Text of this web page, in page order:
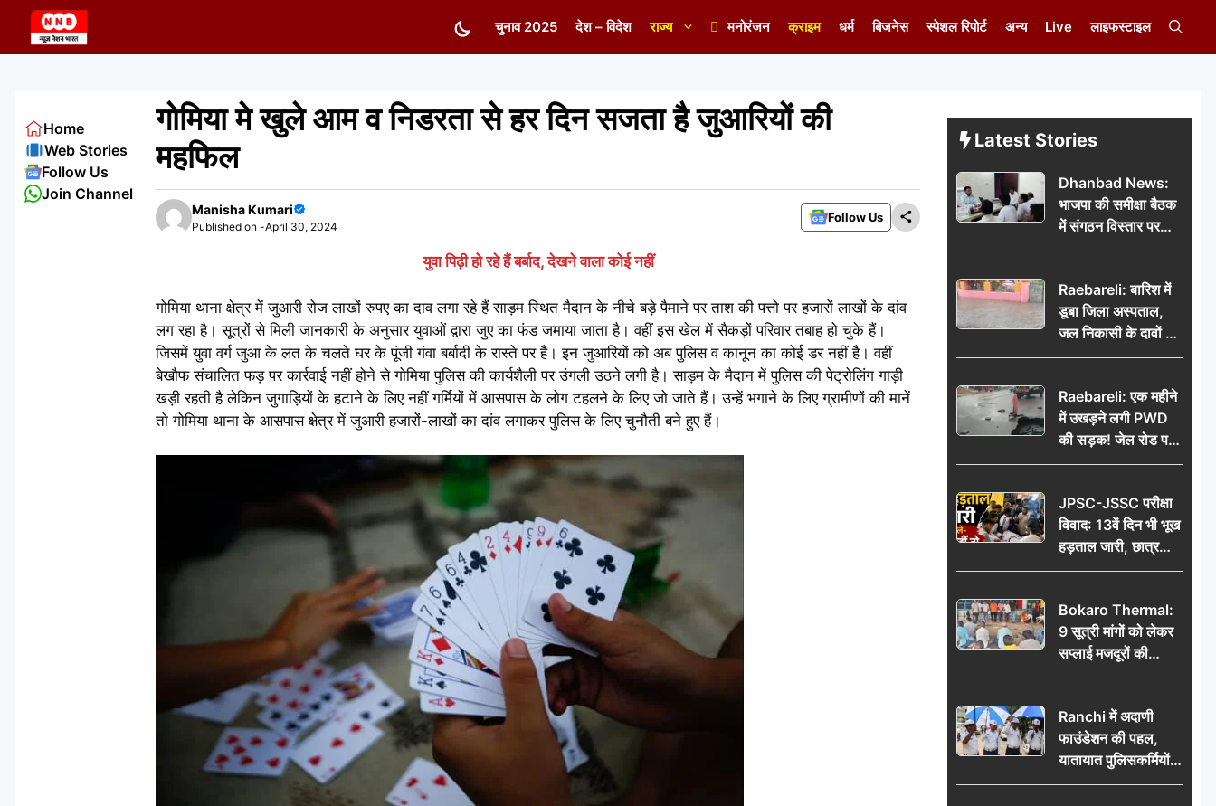
content
चुनाव 2025 देश – विदेश राज्य मनोरंजन क्राइम धर्म बिजनेस स्पेशल रिपोर्ट अन्य Live लाइफस्टाइल
गोमिया मे खुले आम व निडरता से हर दिन सजता है जुआरियों की
महफिल
Manisha Kumari
Published on -April 30, 2024
Follow Us
युवा पिढ़ी हो रहे हैं बर्बाद, देखने वाला कोई नहीं
गोमिया थाना क्षेत्र में जुआरी रोज लाखों रुपए का दाव लगा रहे हैं साड़म स्थित मैदान के नीचे बड़े पैमाने पर ताश की पत्तो पर हजारों लाखों के दांव
लग रहा है। सूत्रों से मिली जानकारी के अनुसार युवाओं द्वारा जुए का फंड जमाया जाता है। वहीं इस खेल में सैकड़ों परिवार तबाह हो चुके हैं।
जिसमें युवा वर्ग जुआ के लत के चलते घर के पूंजी गंवा बर्बादी के रास्ते पर है। इन जुआरियों को अब पुलिस व कानून का कोई डर नहीं है। वहीं
बेखौफ संचालित फड़ पर कार्रवाई नहीं होने से गोमिया पुलिस की कार्यशैली पर उंगली उठने लगी है। साड़म के मैदान में पुलिस की पेट्रोलिंग गाड़ी
खड़ी रहती है लेकिन जुगाड़ियों के हटाने के लिए नहीं गर्मियों में आसपास के लोग टहलने के लिए जो जाते हैं। उन्हें भगाने के लिए ग्रामीणों की मानें
तो गोमिया थाना के आसपास क्षेत्र में जुआरी हजारों-लाखों का दांव लगाकर पुलिस के लिए चुनौती बने हुए हैं।
Home
Web Stories
Follow Us
Join Channel
Latest Stories
Dhanbad News:
भाजपा की समीक्षा बैठक
में संगठन विस्तार पर
मंथन, बीडीओ से
जनसमस्याओं का विवरण
Raebareli: बारिश में
डूबा जिला अस्पताल,
जल निकासी के दावों की
खुली पोल
Raebareli: एक महीने
में उखड़ने लगी PWD
की सड़क! जेल रोड पर
गड्ढे ने खोली निर्माण
की उठी मांग
JPSC-JSSC परीक्षा
विवाद: 13वें दिन भी भूख
हड़ताल जारी, छात्र
बोले- जांच नहीं तो
Bokaro Thermal:
9 सूत्री मांगों को लेकर
सप्लाई मजदूरों की
हुंकार, 12 अगस्त के
Ranchi में अदाणी
फाउंडेशन की पहल,
यातायात पुलिसकर्मियों
को वितरित किए गए छाते